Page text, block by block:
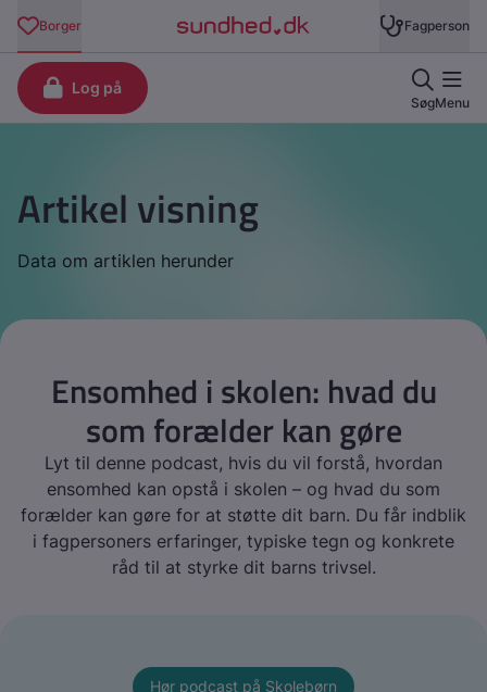
Artikel visning
Data om artiklen herunder
Ensomhed i skolen: hvad du
som forælder kan gøre
Lyt til denne podcast, hvis du vil forstå, hvordan
ensomhed kan opstå i skolen – og hvad du som
forælder kan gøre for at støtte dit barn. Du får indblik
i fagpersoners erfaringer, typiske tegn og konkrete
råd til at styrke dit barns trivsel.
Hør podcast på Skolebørn